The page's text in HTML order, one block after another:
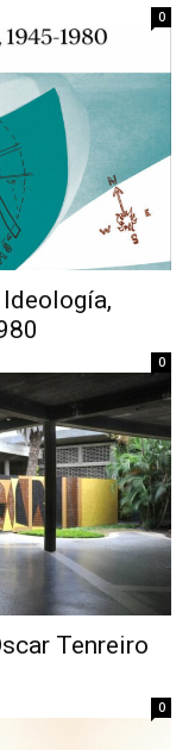
0
0
Tenreiro
0